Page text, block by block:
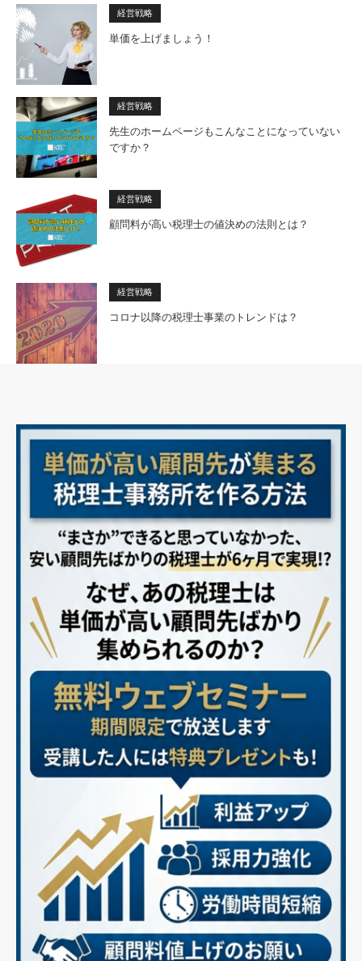
経営戦略
単価を上げましょう！
経営戦略
先生のホームページもこんなことになっていない
ですか？
経営戦略
顧問料が高い税理士の値決めの法則とは？
経営戦略
コロナ以降の税理士事業のトレンドは？